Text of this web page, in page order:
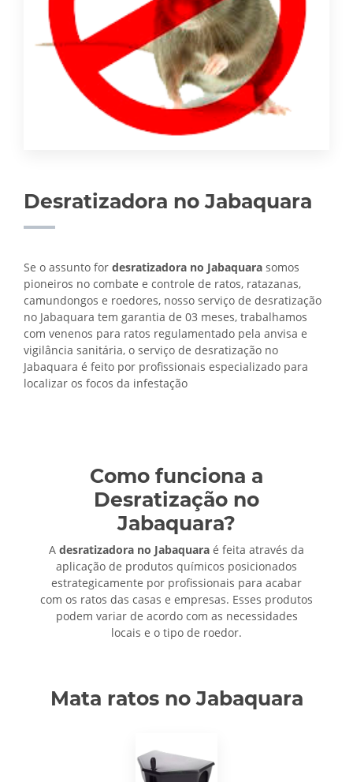
Desratizadora no Jabaquara
Se o assunto for desratizadora no Jabaquara somos
pioneiros no combate e controle de ratos, ratazanas,
camundongos e roedores, nosso serviço de desratização
no Jabaquara tem garantia de 03 meses, trabalhamos
com venenos para ratos regulamentado pela anvisa e
vigilância sanitária, o serviço de desratização no
Jabaquara é feito por profissionais especializado para
localizar os focos da infestação
Como funciona a
Desratização no
Jabaquara?
A desratizadora no Jabaquara é feita através da
aplicação de produtos químicos posicionados
estrategicamente por profissionais para acabar
com os ratos das casas e empresas. Esses produtos
podem variar de acordo com as necessidades
locais e o tipo de roedor.
Mata ratos no Jabaquara